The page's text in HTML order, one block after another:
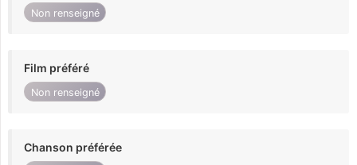
Non renseigné
Film préféré
Non renseigné
Chanson préférée